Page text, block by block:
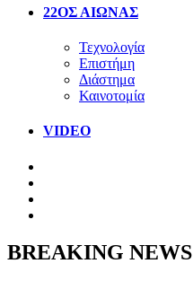
22ΟΣ ΑΙΩΝΑΣ
Τεχνολογία
Επιστήμη
Διάστημα
Καινοτομία
VIDEO
BREAKING NEWS